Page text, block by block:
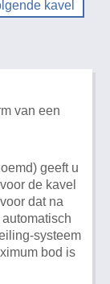
kavel
van een
geeft u
de kavel
dat na
systeem
bod is